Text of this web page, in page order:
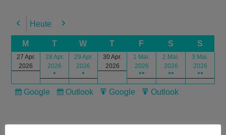
Previous
Heute Next
M T W T F S S
27 Apr.
2026
28 Apr.
2026
●
29 Apr.
2026
●
30 Apr.
2026
1 Mai.
2026
●●
2 Mai.
2026
●●
3 Mai.
2026
●●
Subscribe
Google
Subscribe
Outlook
Export
Google
Export
Outlook